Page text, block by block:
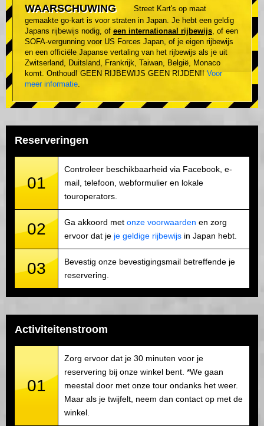
WAARSCHUWING
Street Kart's op maat
gemaakte go-kart is voor straten in Japan. Je hebt een geldig
Japans rijbewijs nodig, of een internationaal rijbewijs, of een
SOFA-vergunning voor US Forces Japan, of je eigen rijbewijs
en een officiële Japanse vertaling van het rijbewijs als je uit
Zwitserland, Duitsland, Frankrijk, Taiwan, België, Monaco
komt. Onthoud! GEEN RIJBEWIJS GEEN RIJDEN!! Voor
meer informatie.
Reserveringen
01
Controleer beschikbaarheid via Facebook, e-
mail, telefoon, webformulier en lokale
touroperators.
02 Ga akkoord met onze voorwaarden en zorg
ervoor dat je je geldige rijbewijs in Japan hebt.
03
Bevestig onze bevestigingsmail betreffende je
reservering.
Activiteitenstroom
01
Zorg ervoor dat je 30 minuten voor je
reservering bij onze winkel bent. *We gaan
meestal door met onze tour ondanks het weer.
Maar als je twijfelt, neem dan contact op met de
winkel.